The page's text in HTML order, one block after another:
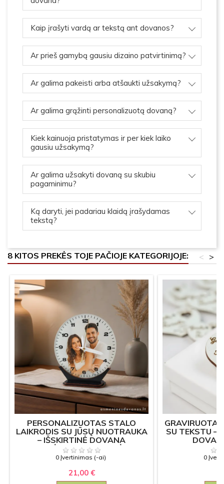
Kaip įrašyti vardą ar tekstą ant dovanos?
Ar prieš gamybą gausiu dizaino patvirtinimą?
Ar galima pakeisti arba atšaukti užsakymą?
Ar galima grąžinti personalizuotą dovaną?
Kiek kainuoja pristatymas ir per kiek laiko
gausiu užsakymą?
Ar galima užsakyti dovaną su skubiu
pagaminimu?
Ką daryti, jei padariau klaidą įrašydamas
tekstą?
8 KITOS PREKĖS TOJE PAČIOJE KATEGORIJOJE: >
<
PERSONALIZUOTAS STALO
LAIKRODIS SU JŪSŲ NUOTRAUKA
– IŠSKIRTINĖ DOVANA
VESTUVĖMS, SUKAKTUVĖMS IR
YPATINGOMS PROGOMS
0 Įvertinimas (-ai)
21,00 €
GRAVIRUOTA
SU TEKSTU –
0